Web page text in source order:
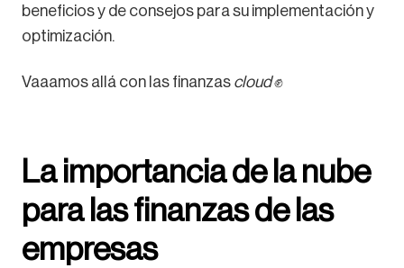
beneficios y de consejos para su implementación y
optimización.
Vaaamos allá con las finanzas cloud✊
La importancia de la nube
para las finanzas de las
empresas